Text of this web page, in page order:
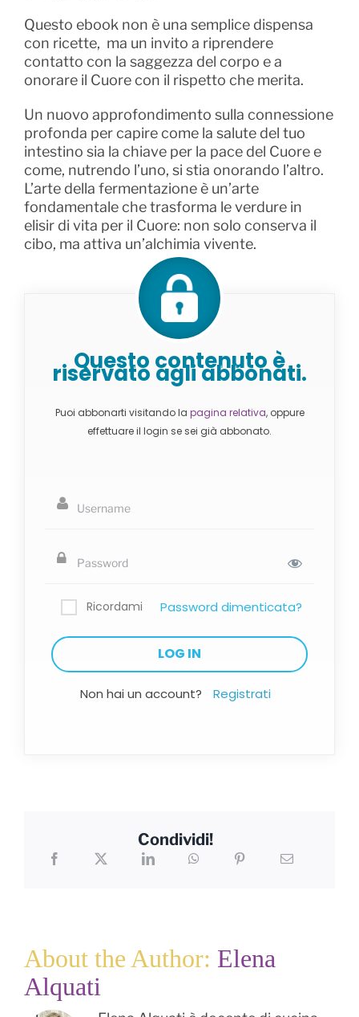
Questo ebook non è una semplice dispensa
con ricette, ma un invito a riprendere
contatto con la saggezza del corpo e a
onorare il Cuore con il rispetto che merita.
Un nuovo approfondimento sulla connessione
profonda per capire come la salute del tuo
intestino sia la chiave per la pace del Cuore e
come, nutrendo l’uno, si stia onorando l’altro.
L’arte della fermentazione è un’arte
fondamentale che trasforma le verdure in
elisir di vita per il Cuore: non solo conserva il
cibo, ma attiva un’alchimia vivente.
Questo contenuto è
riservato agli abbonati.
Puoi abbonarti visitando la pagina relativa, oppure
effettuare il login se sei già abbonato.
Ricordami Password dimenticata?
Non hai un account? Registrati
Condividi!
About the Author: Elena
Alquati